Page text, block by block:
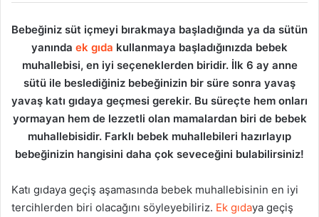
Bebeğiniz süt içmeyi bırakmaya başladığında ya da sütün
yanında ek gıda kullanmaya başladığınızda bebek
muhallebisi, en iyi seçeneklerden biridir. İlk 6 ay anne
sütü ile beslediğiniz bebeğinizin bir süre sonra yavaş
yavaş katı gıdaya geçmesi gerekir. Bu süreçte hem onları
yormayan hem de lezzetli olan mamalardan biri de bebek
muhallebisidir. Farklı bebek muhallebileri hazırlayıp
bebeğinizin hangisini daha çok seveceğini bulabilirsiniz!
Katı gıdaya geçiş aşamasında bebek muhallebisinin en iyi
tercihlerden biri olacağını söyleyebiliriz. Ek gıdaya geçiş